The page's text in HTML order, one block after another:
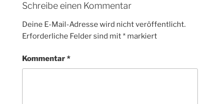
Schreibe einen Kommentar
Deine E-Mail-Adresse wird nicht veröffentlicht.
Erforderliche Felder sind mit* markiert
Kommentar*